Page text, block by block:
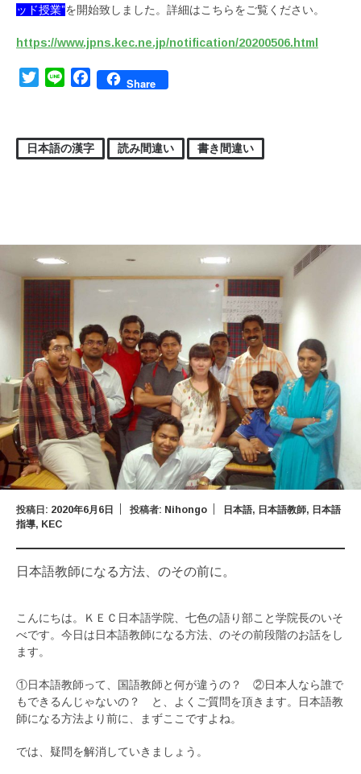
ッド授業”を開始致しました。詳細はこちらをご覧ください。
https://www.jpns.kec.ne.jp/notification/20200506.html
TwitterLine FacebookShare
日本語の漢字 読み間違い 書き間違い
投稿日: 2020年6月6日 投稿者: Nihongo 日本語, 日本語教師, 日本語
指導, KEC
日本語教師になる方法、のその前に。
こんにちは。ＫＥＣ日本語学院、七色の語り部こと学院長のいそ
べです。今日は日本語教師になる方法、のその前段階のお話をし
ます。
①日本語教師って、国語教師と何が違うの？ ②日本人なら誰で
もできるんじゃないの？ と、よくご質問を頂きます。日本語教
師になる方法より前に、まずここですよね。
では、疑問を解消していきましょう。